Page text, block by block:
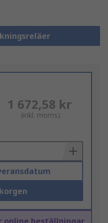
1 672,58 kr
(inkl. moms)